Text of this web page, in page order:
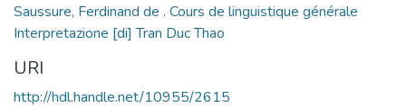
Saussure, Ferdinand de . Cours de linguistique générale
Interpretazione [di] Tran Duc Thao
URI
http://hdl.handle.net/10955/2615